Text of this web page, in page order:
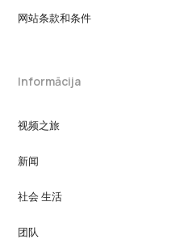
网站条款和条件
Informācija
视频之旅
新闻
社会 生活
团队